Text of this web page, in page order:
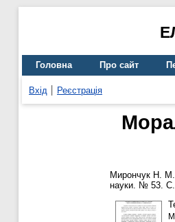
Головна Про сайт
Вхід Реєстрація
Мирончук Н. М.
науки. № 53. С.